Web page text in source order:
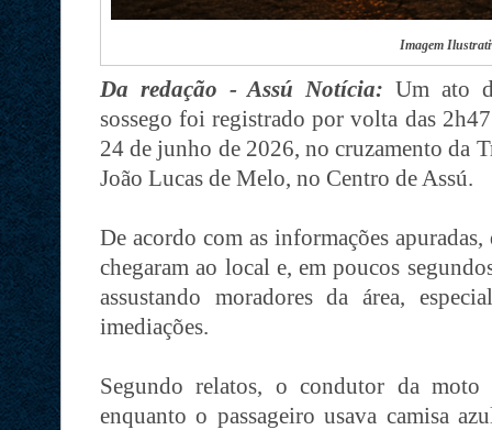
Imagem
Da redação - Assú Notícia: Um ato
sossego foi registrado por volta das
24 de junho de 2026, no cruzamento da
João Lucas de Melo, no Centro de Assú.
De acordo com as informações
chegaram ao local e, em poucos
assustando moradores da área,
imediações.
Segundo relatos, o condutor da moto
enquanto o passageiro usava camisa